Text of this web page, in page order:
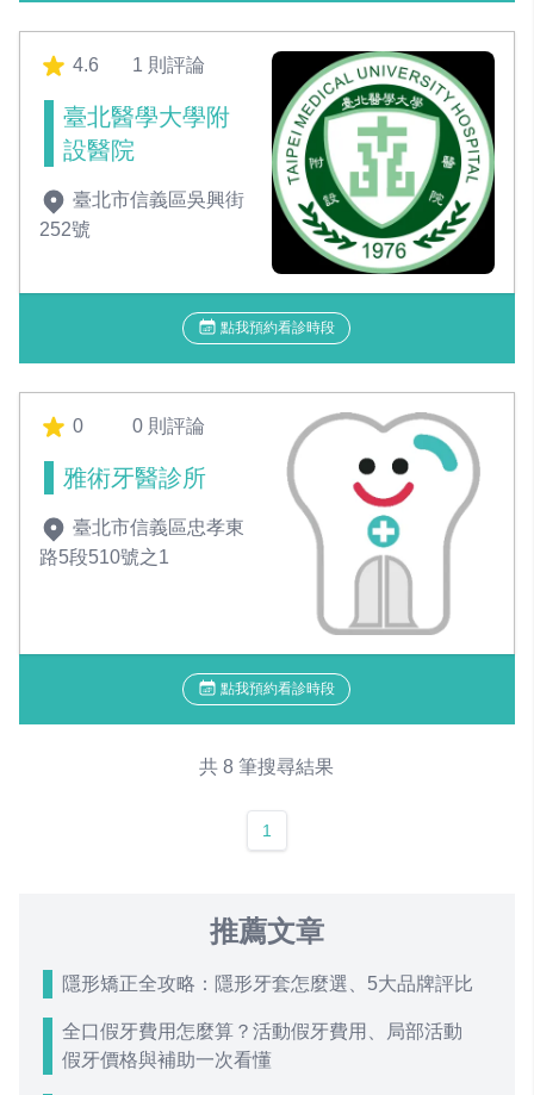
4.6 1 則評論
臺北醫學大學附
設醫院
臺北市信義區吳興街
252號
點我預約看診時段
0 0 則評論
雅術牙醫診所
臺北市信義區忠孝東
路5段510號之1
點我預約看診時段
共 8 筆搜尋結果
1
推薦文章
隱形矯正全攻略：隱形牙套怎麼選、5大品牌評比
全口假牙費用怎麼算？活動假牙費用、局部活動
假牙價格與補助一次看懂